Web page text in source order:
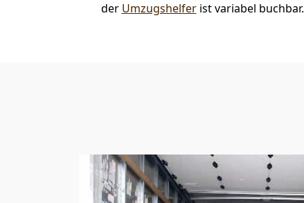
der Umzugshelferist variabel buchbar.